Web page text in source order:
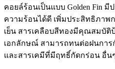
คอยล์ร้อนเป็นแบบ Golden Fin
ความร้อนได้ดี เพิ่มประสิทธิภาพ
เย็น สารเคลือบสีทองมีคุณสมบัติ
เอกลักษณ์ สามารถทนต่อฝนการ
และสารเคมีที่มีฤทธิ์กัดกร่อน อื่น